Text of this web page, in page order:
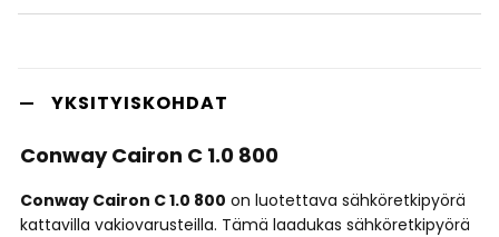
YKSITYISKOHDAT
Conway Cairon C 1.0 800
Conway Cairon C 1.0 800 on luotettava sähköretkipyörä
kattavilla vakiovarusteilla. Tämä laadukas sähköretkipyörä